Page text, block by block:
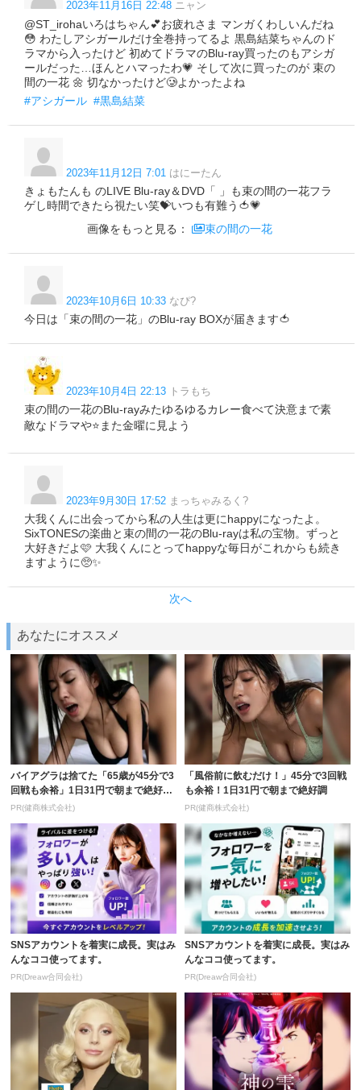
2023年11月16日 22:48 ニャン
@ST_irohaいろはちゃん💕お疲れさま マンガくわしいんだね
😳 わたしアシガールだけ全巻持ってるよ 黒島結菜ちゃんのド
ラマから入ったけど 初めてドラマのBlu-ray買ったのもアシガ
ールだった…ほんとハマったわ💗 そして次に買ったのが 束の
間の一花 🌼 切なかったけど🥲よかったよね
#アシガール #黒島結菜
2023年11月12日 7:01 はにーたん
きょもたんも のLIVE Blu-ray＆DVD「 」も束の間の一花フラ
ゲし時間できたら視たい笑💝いつも有難う🍅💗
画像をもっと見る：
束の間の一花
2023年10月6日 10:33 なぴ?
今日は「束の間の一花」のBlu-ray BOXが届きます🍅
2023年10月4日 22:13 トラもち
束の間の一花のBlu-rayみたゆるゆるカレー食べて決意まで素
敵なドラマや⭐️また金曜に見よう
2023年9月30日 17:52 まっちゃみるく?
大我くんに出会ってから私の人生は更にhappyになったよ。
SixTONESの楽曲と束の間の一花のBlu-rayは私の宝物。ずっと
大好きだよ🩷 大我くんにとってhappyな毎日がこれからも続き
ますように🥺✨
次へ
あなたにオススメ
バイアグラは捨てた「65歳が45分で3
回戦も余裕」1日31円で朝まで絶好
調！
PR(健商株式会社)
「風俗前に飲むだけ！」45分で3回戦
も余裕！1日31円で朝まで絶好調
PR(健商株式会社)
SNSアカウントを着実に成長。実はみ
んなココ使ってます。
PR(Dreaw合同会社)
SNSアカウントを着実に成長。実はみ
んなココ使ってます。
PR(Dreaw合同会社)